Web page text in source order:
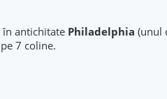
antichitate Philadelphia (unul
7 coline.